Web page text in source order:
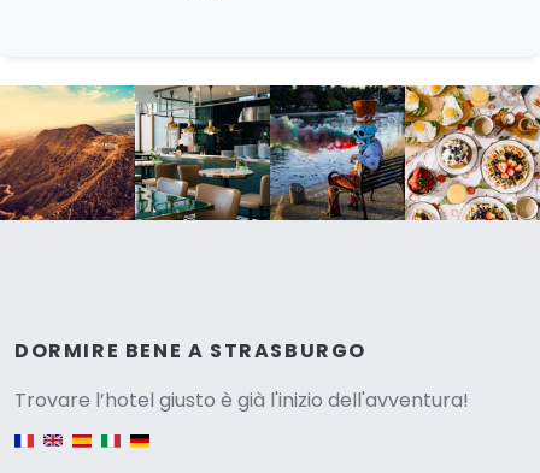
DORMIRE BENE A STRASBURGO
Trovare l’hotel giusto è già l'inizio dell'avventura!